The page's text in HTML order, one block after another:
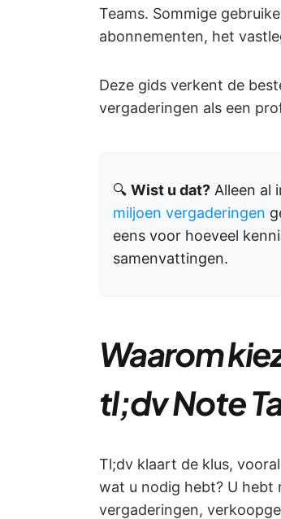
Teams. Sommige
abonnementen, het
Deze gids verkent de
vergaderingen als een
🔍 Wist u dat? Alleen al
miljoen vergaderingen
eens voor hoeveel
samenvattingen.
Waarom
tl;dv Note
Tl;dv klaart de klus,
wat u nodig hebt? U hebt
vergaderingen,